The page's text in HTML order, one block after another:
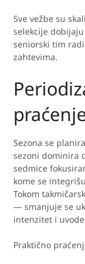
Sve vežbe su
selekcije
seniorski tim
zahtevima.
Sezona se
sezoni dominira
sedmice
kome se
Tokom
— smanjuje se
intenzitet i
Praktično